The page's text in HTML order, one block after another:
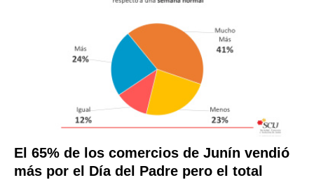
El 65% de los comercios de Junín vendió
más por el Día del Padre pero el total